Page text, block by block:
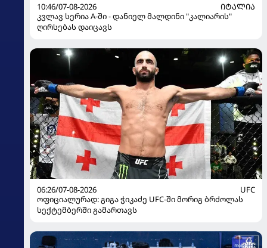
10:46/07-08-2026
ᲘᲢᲐᲚᲘᲐ
კვლავ სერია A-ში - დანიელ მალდინი "კალიარის"
ღირსებას დაიცავს
06:26/07-08-2026
UFC
ოფიციალურად: გიგა ჭიკაძე UFC-ში მორიგ ბრძოლას
სექტემბერში გამართავს